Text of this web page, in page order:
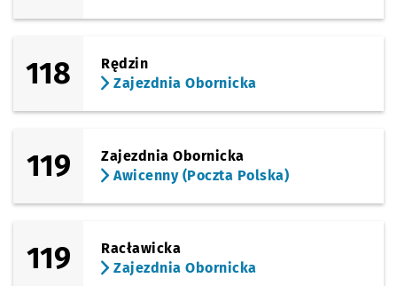
118
Rędzin
Zajezdnia Obornicka
119
Zajezdnia Obornicka
Awicenny (Poczta Polska)
119
Racławicka
Zajezdnia Obornicka